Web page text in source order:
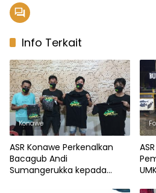
Info Terkait
Konawe
ASR Konawe Perkenalkan
Bacagub Andi
Sumangerukka kepada